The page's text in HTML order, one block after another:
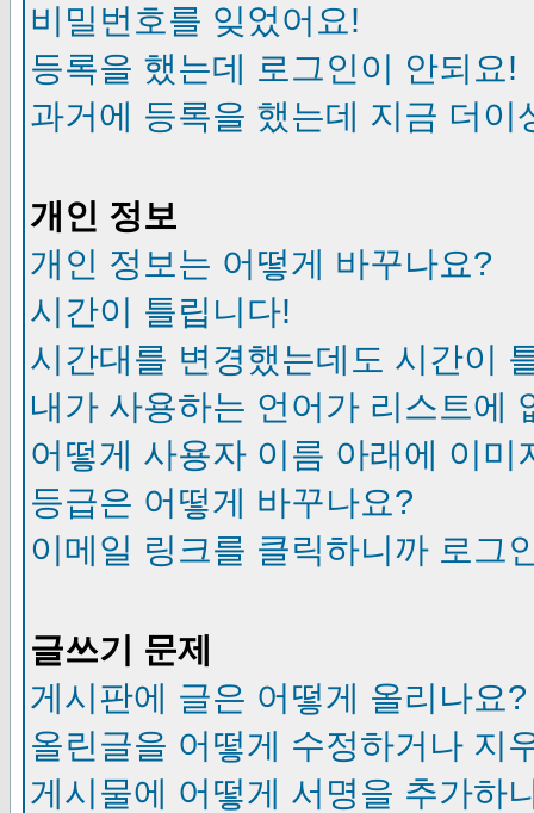
비밀번호를 잊었어요!
등록을 했는데 로그인이 안되요!
과거에 등록을 했는데 지금 더이
개인 정보
개인 정보는 어떻게 바꾸나요?
시간이 틀립니다!
시간대를 변경했는데도 시간이
내가 사용하는 언어가 리스트에
어떻게 사용자 이름 아래에 이미
등급은 어떻게 바꾸나요?
이메일 링크를 클릭하니까 로그
글쓰기 문제
게시판에 글은 어떻게 올리나요?
올린글을 어떻게 수정하거나 지
게시물에 어떻게 서명을 추가하